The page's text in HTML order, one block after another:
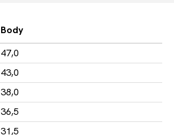
Body
47,0
43,0
38,0
36,5
31,5